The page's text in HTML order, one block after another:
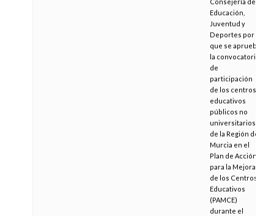
Consejería de
Educación,
Juventud y
Deportes por la
que se aprueba
la convocatoria
de
participación
de los centros
educativos
públicos no
universitarios
de la Región de
Murcia en el
Plan de Acción
para la Mejora
de los Centros
Educativos
(PAMCE)
durante el